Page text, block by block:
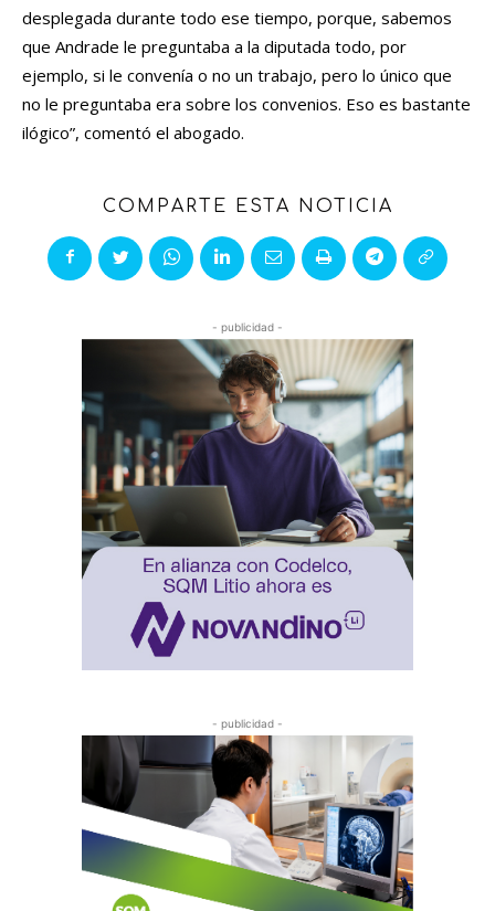
desplegada durante todo ese tiempo, porque, sabemos
que Andrade le preguntaba a la diputada todo, por
ejemplo, si le convenía o no un trabajo, pero lo único que
no le preguntaba era sobre los convenios. Eso es bastante
ilógico”, comentó el abogado.
COMPARTE ESTA NOTICIA
- publicidad -
- publicidad -